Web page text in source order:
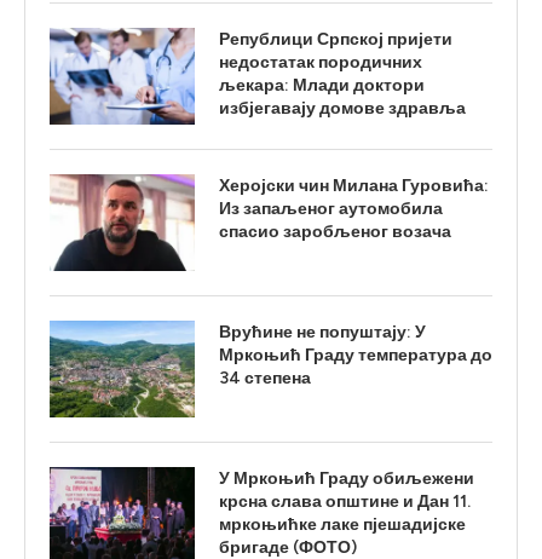
Републици Српској пријети
недостатак породичних
љекара: Млади доктори
избјегавају домове здравља
Херојски чин Милана Гуровића:
Из запаљеног аутомобила
спасио заробљеног возача
Врућине не попуштају: У
Мркоњић Граду температура до
34 степена
У Мркоњић Граду обиљежени
крсна слава општине и Дан 11.
мркоњићке лаке пјешадијске
бригаде (ФОТО)